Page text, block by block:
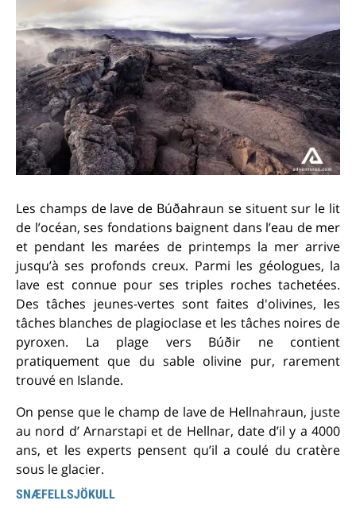
Les champs de lave de Búðahraun se situent sur le lit
de l’océan, ses fondations baignent dans l’eau de mer
et pendant les marées de printemps la mer arrive
jusqu’à ses profonds creux. Parmi les géologues, la
lave est connue pour ses triples roches tachetées.
Des tâches jeunes-vertes sont faites d'olivines, les
tâches blanches de plagioclase et les tâches noires de
pyroxen. La plage vers Búðir ne contient
pratiquement que du sable olivine pur, rarement
trouvé en Islande.
On pense que le champ de lave de Hellnahraun, juste
au nord d’ Arnarstapi et de Hellnar, date d’il y a 4000
ans, et les experts pensent qu’il a coulé du cratère
sous le glacier.
SNÆFELLSJÖKULL